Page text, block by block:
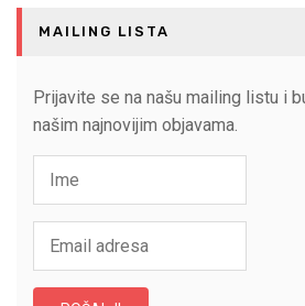
MAILING LISTA
Prijavite se na našu mailing listu i
našim najnovijim objavama.